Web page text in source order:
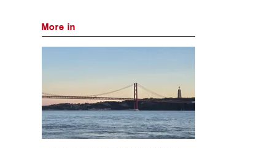
More in